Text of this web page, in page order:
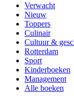
Verwacht
Nieuw
Toppers
Culinair
Cultuur &
Rotterdam
Sport
Kinderboeken
Management
Alle boeken